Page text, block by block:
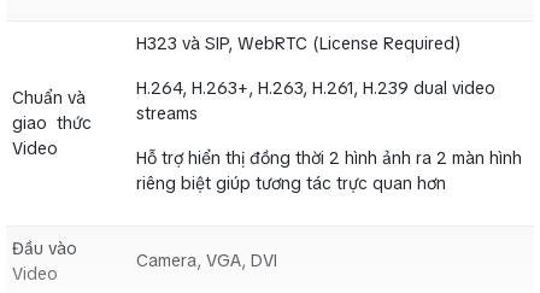
tử 1.5X, góc mở 82°
Chuẩn
và
H323 và SIP, WebRTC (License Required)
H.264, H.263+, H.263, H.261, H.239 dual video streams
Hỗ trợ hiển thị đồng thời 2 hình ảnh ra 2 màn hình riêng
Đầu
Chuẩn và
giao thức
Video
H323 và SIP, WebRTC (License Required)
H.264, H.263+, H.263, H.261, H.239 dual video
streams
Hỗ trợ hiển thị đồng thời 2 hình ảnh ra 2 màn hình
riêng biệt giúp tương tác trực quan hơn
Đầu vào
Video
Camera, VGA, DVI